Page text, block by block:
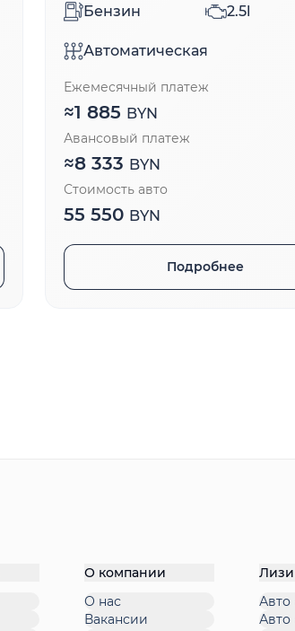
Бензин
2.5l
Автоматическая
Ежемесячный платеж
≈1 885 BYN
Авансовый платеж
≈8 333 BYN
Стоимость авто
55 550 BYN
Подробнее
О компании
О нас
Вакансии
Авто
Авто